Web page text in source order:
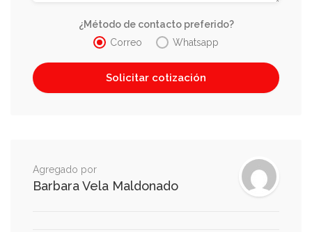
¿Método de contacto preferido?
Correo
Whatsapp
Agregado por
Barbara Vela Maldonado